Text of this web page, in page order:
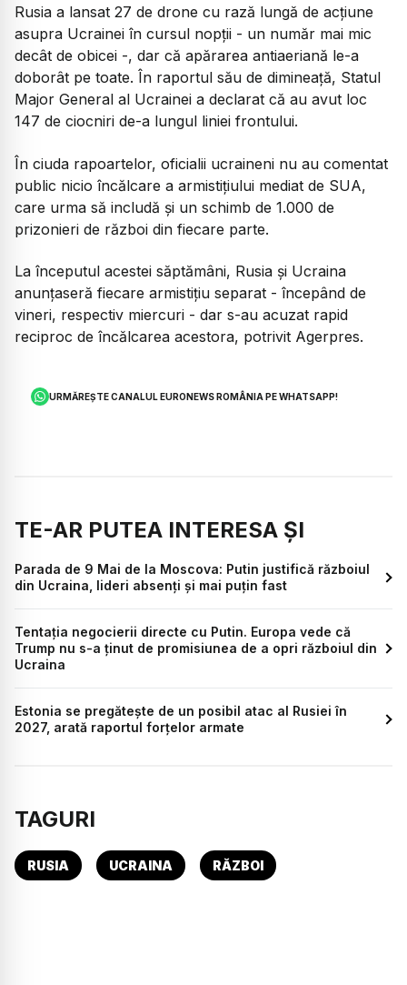
Rusia a lansat 27 de drone cu rază lungă de acțiune
asupra Ucrainei în cursul nopții - un număr mai mic
decât de obicei -, dar că apărarea antiaeriană le-a
doborât pe toate. În raportul său de dimineață, Statul
Major General al Ucrainei a declarat că au avut loc
147 de ciocniri de-a lungul liniei frontului.
În ciuda rapoartelor, oficialii ucraineni nu au comentat
public nicio încălcare a armistițiului mediat de SUA,
care urma să includă și un schimb de 1.000 de
prizonieri de război din fiecare parte.
La începutul acestei săptămâni, Rusia și Ucraina
anunțaseră fiecare armistițiu separat - începând de
vineri, respectiv miercuri - dar s-au acuzat rapid
reciproc de încălcarea acestora, potrivit Agerpres.
URMĂREȘTE CANALUL EURONEWS ROMÂNIA PE WHATSAPP!
TE-AR PUTEA INTERESA ȘI
Parada de 9 Mai de la Moscova: Putin justifică războiul
din Ucraina, lideri absenți și mai puțin fast
Tentația negocierii directe cu Putin. Europa vede că
Trump nu s-a ținut de promisiunea de a opri războiul din
Ucraina
Estonia se pregătește de un posibil atac al Rusiei în
2027, arată raportul forțelor armate
TAGURI
RUSIA UCRAINA RĂZBOI